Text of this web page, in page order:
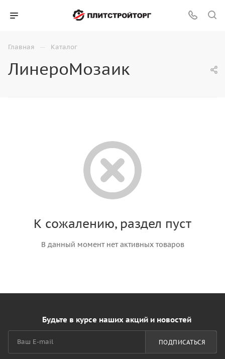
Главная — Каталог
ЛинероМозаик
К сожалению, раздел пуст
В данный момент нет активных товаров
Будьте в курсе наших акций и новостей
ПОДПИСАТЬСЯ